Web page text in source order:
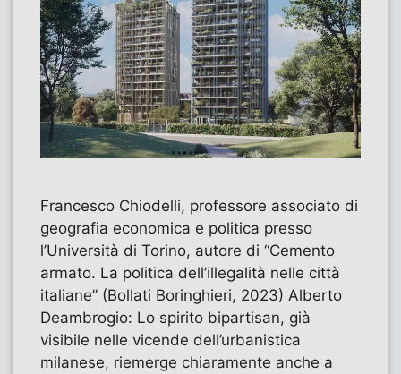
Francesco Chiodelli, professore associato di
geografia economica e politica presso
l’Università di Torino, autore di “Cemento
armato. La politica dell’illegalità nelle città
italiane” (Bollati Boringhieri, 2023) Alberto
Deambrogio: Lo spirito bipartisan, già
visibile nelle vicende dell’urbanistica
milanese, riemerge chiaramente anche a